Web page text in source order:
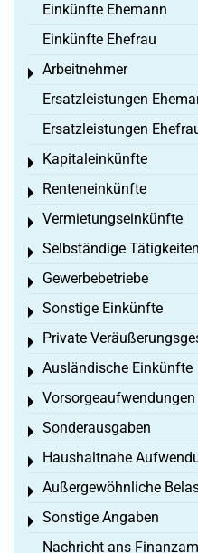
Einkünfte Ehemann
Einkünfte Ehefrau
Arbeitnehmer
Toggle menu
Ersatzleistungen
Ersatzleistungen
Kapitaleinkünfte
Toggle menu
Renteneinkünfte
Toggle menu
Vermietungseinkünfte
Toggle menu
Selbständige Tätigkeiten
Toggle menu
Gewerbebetriebe
Toggle menu
Sonstige Einkünfte
Toggle menu
Private
Toggle menu
Ausländische Einkünfte
Toggle menu
Vorsorgeaufwendungen
Toggle menu
Sonderausgaben
Toggle menu
Haushaltnahe
Toggle menu
Außergewöhnliche
Toggle menu
Sonstige Angaben
Toggle menu
Nachricht ans